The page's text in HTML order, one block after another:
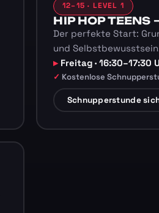
12–15 · LEVEL 1
HIP HOP TEENS
Der perfekte Start:
und
Freitag · 16:30–17:30
Kostenlose
Schnupperstunde